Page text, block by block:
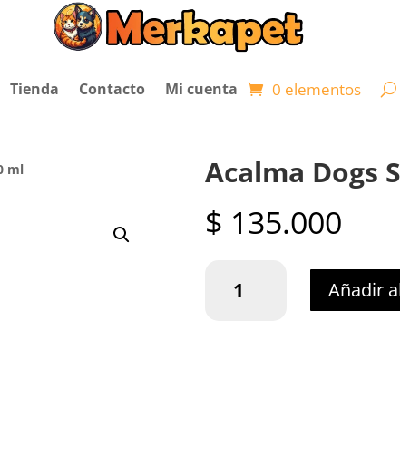
Tienda Contacto Mi cuenta 0 elementos
ml Acalma Dogs
$ 135.000
Añadir